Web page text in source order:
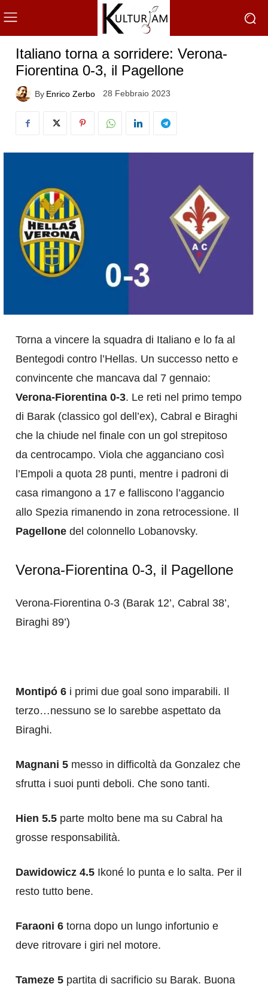
Italiano torna a sorridere: Verona-
Fiorentina 0-3, il Pagellone
By Enrico Zerbo 28 Febbraio 2023
Torna a vincere la squadra di Italiano e lo fa al
Bentegodi contro l’Hellas. Un successo netto e
convincente che mancava dal 7 gennaio:
Verona-Fiorentina 0-3. Le reti nel primo tempo
di Barak (classico gol dell’ex), Cabral e Biraghi
che la chiude nel finale con un gol strepitoso
da centrocampo. Viola che agganciano così
l’Empoli a quota 28 punti, mentre i padroni di
casa rimangono a 17 e falliscono l’aggancio
allo Spezia rimanendo in zona retrocessione. Il
Pagellone del colonnello Lobanovsky.
Verona-Fiorentina 0-3, il Pagellone
Verona-Fiorentina 0-3 (Barak 12’, Cabral 38’,
Biraghi 89’)
Montipó 6 i primi due goal sono imparabili. Il
terzo…nessuno se lo sarebbe aspettato da
Biraghi.
Magnani 5 messo in difficoltà da Gonzalez che
sfrutta i suoi punti deboli. Che sono tanti.
Hien 5.5 parte molto bene ma su Cabral ha
grosse responsabilità.
Dawidowicz 4.5 Ikoné lo punta e lo salta. Per il
resto tutto bene.
Faraoni 6 torna dopo un lungo infortunio e
deve ritrovare i giri nel motore.
Tameze 5 partita di sacrificio su Barak. Buona